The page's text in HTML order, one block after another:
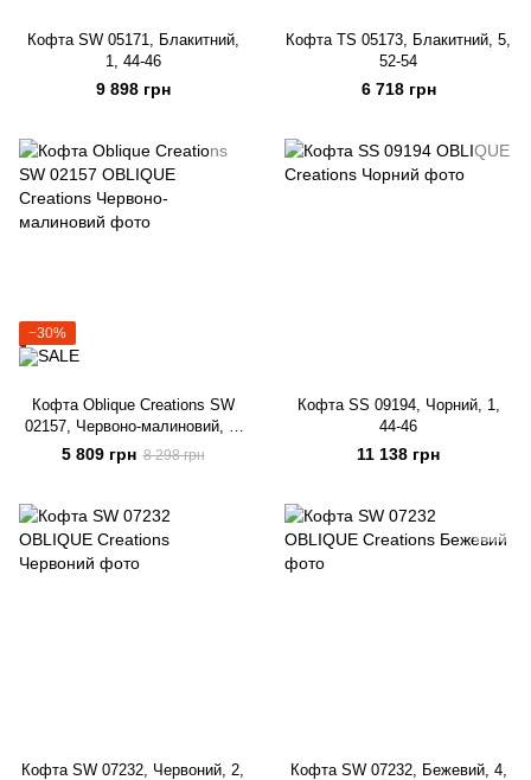
Кофта SW 05171, Блакитний,
1, 44-46
9 898 грн
Кофта TS 05173, Блакитний, 5,
52-54
6 718 грн
−30%
Кофта Oblique Creations SW
02157, Червоно-малиновий, 0,
42-44
5 809 грн 8 298 грн
Кофта SS 09194, Чорний, 1,
44-46
11 138 грн
Кофта SW 07232, Червоний, 2,
Кофта SW 07232, Бежевий, 4,